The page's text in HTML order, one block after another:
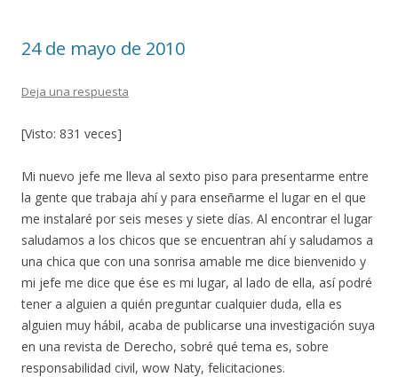
k r
24 de mayo de 2010
Deja una respuesta
[Visto: 831 veces]
Mi nuevo jefe me lleva al sexto piso para presentarme entre
la gente que trabaja ahí y para enseñarme el lugar en el que
me instalaré por seis meses y siete días. Al encontrar el lugar
saludamos a los chicos que se encuentran ahí y saludamos a
una chica que con una sonrisa amable me dice bienvenido y
mi jefe me dice que ése es mi lugar, al lado de ella, así podré
tener a alguien a quién preguntar cualquier duda, ella es
alguien muy hábil, acaba de publicarse una investigación suya
en una revista de Derecho, sobré qué tema es, sobre
responsabilidad civil, wow Naty, felicitaciones.